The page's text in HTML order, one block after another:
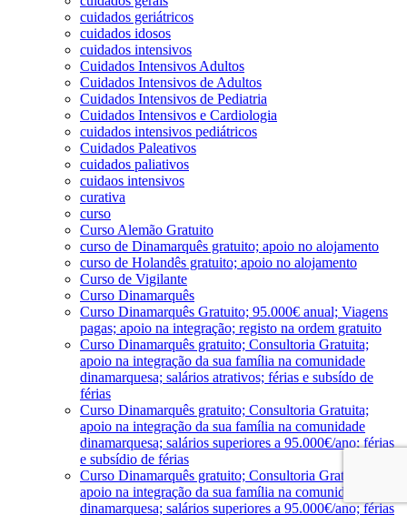
cuidados geriátricos
cuidados idosos
cuidados intensivos
Cuidados Intensivos Adultos
Cuidados Intensivos de Adultos
Cuidados Intensivos de Pediatria
Cuidados Intensivos e Cardiologia
cuidados intensivos pediátricos
Cuidados Paleativos
cuidados paliativos
cuidaos intensivos
curativa
curso
Curso Alemão Gratuito
curso de Dinamarquês gratuito; apoio no alojamento
curso de Holandês gratuito; apoio no alojamento
Curso de Vigilante
Curso Dinamarquês
Curso Dinamarquês Gratuito; 95.000€ anual; Viagens
pagas; apoio na integração; registo na ordem gratuito
Curso Dinamarquês gratuito; Consultoria Gratuita;
apoio na integração da sua família na comunidade
dinamarquesa; salários atrativos; férias e subsído de
férias
Curso Dinamarquês gratuito; Consultoria Gratuita;
apoio na integração da sua família na comunidade
dinamarquesa; salários superiores a 95.000€/ano; férias
e subsídio de férias
Curso Dinamarquês gratuito; Consultoria Gratuita;
apoio na integração da sua família na comunidade
dinamarquesa; salários superiores a 95.000€/ano; férias